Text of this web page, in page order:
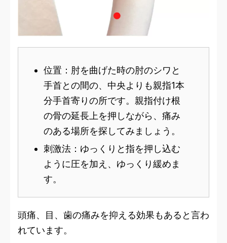
位置：肘を曲げた時の肘のシワと
手首との間の、中央よりも親指1本
分手首寄りの所です。親指付け根
の骨の延長上を押しながら、痛み
のある場所を探してみましょう。
刺激法：ゆっくりと指を押し込む
ように圧を加え、ゆっくり緩めま
す。
頭痛、目、歯の痛みを抑える効果もあると言わ
れています。